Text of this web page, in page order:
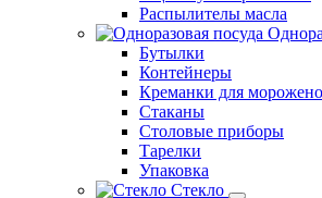
Распылителы масла
Бутылки
Контейнеры
Креманки для
Стаканы
Столовые приборы
Тарелки
Упаковка
Стекло